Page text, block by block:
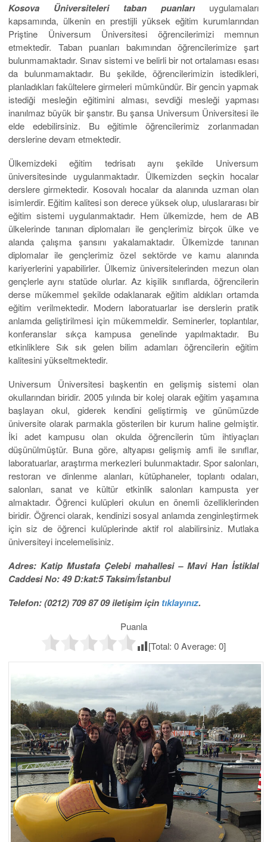
Kosova Üniversiteleri taban puanları uygulamaları
kapsamında, ülkenin en prestijli yüksek eğitim kurumlarından
Priştine Üniversum Üniversitesi öğrencilerimizi memnun
etmektedir. Taban puanları bakımından öğrencilerimize şart
bulunmamaktadır. Sınav sistemi ve belirli bir not ortalaması esası
da bulunmamaktadır. Bu şekilde, öğrencilerimizin istedikleri,
planladıkları fakültelere girmeleri mümkündür. Bir gencin yapmak
istediği mesleğin eğitimini alması, sevdiği mesleği yapması
inanılmaz büyük bir şanstır. Bu şansa Universum Üniversitesi ile
elde edebilirsiniz. Bu eğitimle öğrencilerimiz zorlanmadan
derslerine devam etmektedir.
Ülkemizdeki eğitim tedrisatı aynı şekilde Universum
üniversitesinde uygulanmaktadır. Ülkemizden seçkin hocalar
derslere girmektedir. Kosovalı hocalar da alanında uzman olan
isimlerdir. Eğitim kalitesi son derece yüksek olup, uluslararası bir
eğitim sistemi uygulanmaktadır. Hem ülkemizde, hem de AB
ülkelerinde tanınan diplomaları ile gençlerimiz birçok ülke ve
alanda çalışma şansını yakalamaktadır. Ülkemizde tanınan
diplomalar ile gençlerimiz özel sektörde ve kamu alanında
kariyerlerini yapabilirler. Ülkemiz üniversitelerinden mezun olan
gençlerle aynı statüde olurlar. Az kişilik sınıflarda, öğrencilerin
derse mükemmel şekilde odaklanarak eğitim aldıkları ortamda
eğitim verilmektedir. Modern laboratuarlar ise derslerin pratik
anlamda geliştirilmesi için mükemmeldir. Seminerler, toplantılar,
konferanslar sıkça kampusa genelinde yapılmaktadır. Bu
etkinliklere Sık sık gelen bilim adamları öğrencilerin eğitim
kalitesini yükseltmektedir.
Universum Üniversitesi başkentin en gelişmiş sistemi olan
okullarından biridir. 2005 yılında bir kolej olarak eğitim yaşamına
başlayan okul, giderek kendini geliştirmiş ve günümüzde
üniversite olarak parmakla gösterilen bir kurum haline gelmiştir.
İki adet kampusu olan okulda öğrencilerin tüm ihtiyaçları
düşünülmüştür. Buna göre, altyapısı gelişmiş amfi ile sınıflar,
laboratuarlar, araştırma merkezleri bulunmaktadır. Spor salonları,
restoran ve dinlenme alanları, kütüphaneler, toplantı odaları,
salonları, sanat ve kültür etkinlik salonları kampusta yer
almaktadır. Öğrenci kulüpleri okulun en önemli özelliklerinden
biridir. Öğrenci olarak, kendinizi sosyal anlamda zenginleştirmek
için siz de öğrenci kulüplerinde aktif rol alabilirsiniz. Mutlaka
üniversiteyi incelemelisiniz.
Adres: Katip Mustafa Çelebi mahallesi – Mavi Han İstiklal
Caddesi No: 49 D:kat:5 Taksim/İstanbul
Telefon: (0212) 709 87 09 iletişim için tıklayınız.
Puanla
[Total: 0Average: 0]